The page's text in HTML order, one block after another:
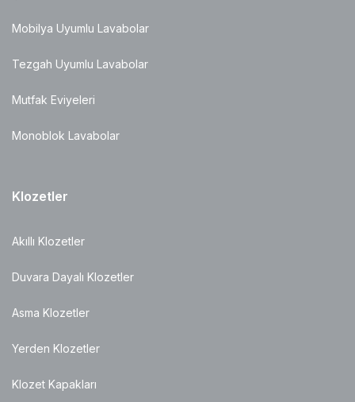
Mobilya Uyumlu Lavabolar
Tezgah Uyumlu Lavabolar
Mutfak Eviyeleri
Monoblok Lavabolar
Klozetler
Akıllı Klozetler
Duvara Dayalı Klozetler
Asma Klozetler
Yerden Klozetler
Klozet Kapakları